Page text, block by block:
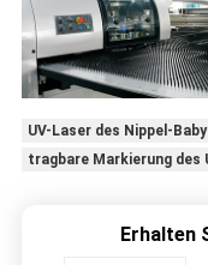
UV-Laser des Nippel-
tragbare Markierung des
Erhalten